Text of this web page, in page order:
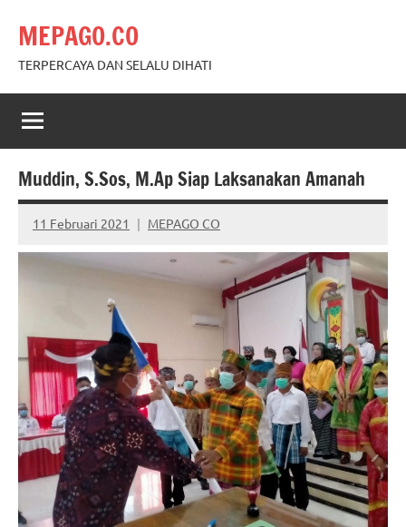
content
MEPAGO.CO
TERPERCAYA DAN SELALU DIHATI
Muddin, S.Sos, M.Ap Siap Laksanakan Amanah
11 Februari 2021 MEPAGO CO
No
comments